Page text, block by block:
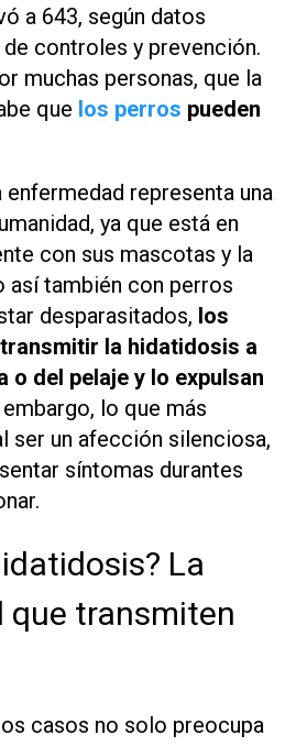
a 643, según datos
controles y prevención.
muchas personas, que la
que los perros pueden
enfermedad representa una
ya que está en
con sus mascotas y la
así también con perros
desparasitados, los
la hidatidosis a
o del pelaje y lo expulsan
embargo, lo que más
ser un afección silenciosa,
síntomas durantes
La
que transmiten
casos no solo preocupa